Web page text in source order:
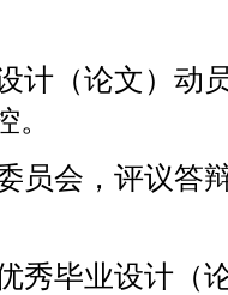
计（论文）动
员会，评议答
秀毕业设计（